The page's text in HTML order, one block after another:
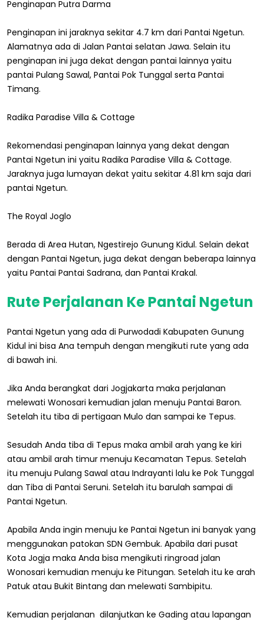
Penginapan Putra Darma
Penginapan ini jaraknya sekitar 4.7 km dari Pantai Ngetun.
Alamatnya ada di Jalan Pantai selatan Jawa. Selain itu
penginapan ini juga dekat dengan pantai lainnya yaitu
pantai Pulang Sawal, Pantai Pok Tunggal serta Pantai
Timang.
Radika Paradise Villa & Cottage
Rekomendasi penginapan lainnya yang dekat dengan
Pantai Ngetun ini yaitu Radika Paradise Villa & Cottage.
Jaraknya juga lumayan dekat yaitu sekitar 4.81 km saja dari
pantai Ngetun.
The Royal Joglo
Berada di Area Hutan, Ngestirejo Gunung Kidul. Selain dekat
dengan Pantai Ngetun, juga dekat dengan beberapa lainnya
yaitu Pantai Pantai Sadrana, dan Pantai Krakal.
Rute Perjalanan Ke Pantai Ngetun
Pantai Ngetun yang ada di Purwodadi Kabupaten Gunung
Kidul ini bisa Ana tempuh dengan mengikuti rute yang ada
di bawah ini.
Jika Anda berangkat dari Jogjakarta maka perjalanan
melewati Wonosari kemudian jalan menuju Pantai Baron.
Setelah itu tiba di pertigaan Mulo dan sampai ke Tepus.
Sesudah Anda tiba di Tepus maka ambil arah yang ke kiri
atau ambil arah timur menuju Kecamatan Tepus. Setelah
itu menuju Pulang Sawal atau Indrayanti lalu ke Pok Tunggal
dan Tiba di Pantai Seruni. Setelah itu barulah sampai di
Pantai Ngetun.
Apabila Anda ingin menuju ke Pantai Ngetun ini banyak yang
menggunakan patokan SDN Gembuk. Apabila dari pusat
Kota Jogja maka Anda bisa mengikuti ringroad jalan
Wonosari kemudian menuju ke Pitungan. Setelah itu ke arah
Patuk atau Bukit Bintang dan melewati Sambipitu.
Kemudian perjalanan dilanjutkan ke Gading atau lapangan